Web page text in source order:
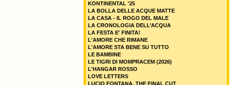
KONTINENTAL '25
LA BOLLA DELLE ACQUE MATTE
LA CASA - IL ROGO DEL MALE
LA CRONOLOGIA DELL’ACQUA
LA FESTA E' FINITA!
L'AMORE CHE RIMANE
L'AMORE STA BENE SU TUTTO
LE BAMBINE
LE TIGRI DI MOMPRACEM (2026)
L'HANGAR ROSSO
LOVE LETTERS
LUCIO FONTANA, THE FINAL CUT